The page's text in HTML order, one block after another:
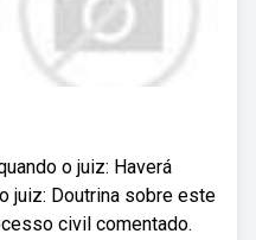
o juiz: Haverá
juiz: Doutrina sobre este
civil comentado.